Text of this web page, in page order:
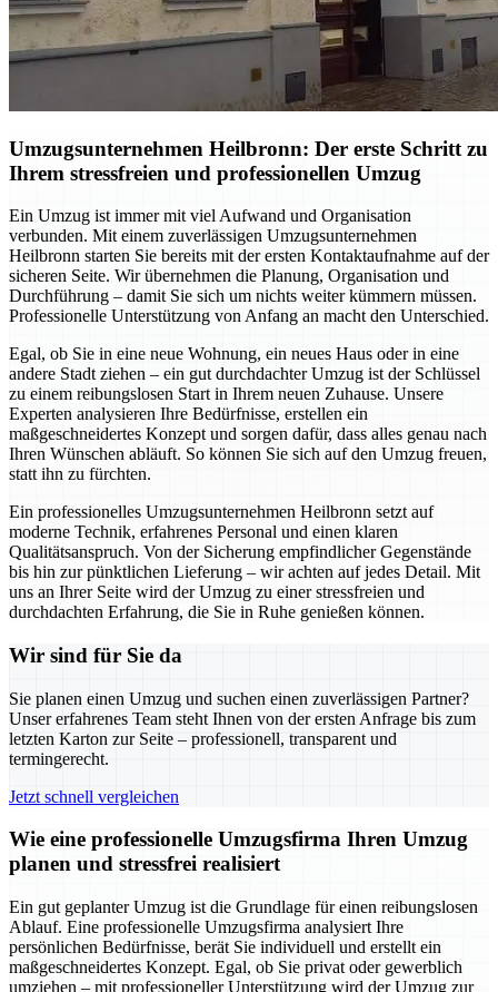
Umzugsunternehmen Heilbronn: Der erste Schritt zu
Ihrem stressfreien und professionellen Umzug
Ein Umzug ist immer mit viel Aufwand und Organisation
verbunden. Mit einem zuverlässigen Umzugsunternehmen
Heilbronn starten Sie bereits mit der ersten Kontaktaufnahme auf der
sicheren Seite. Wir übernehmen die Planung, Organisation und
Durchführung – damit Sie sich um nichts weiter kümmern müssen.
Professionelle Unterstützung von Anfang an macht den Unterschied.
Egal, ob Sie in eine neue Wohnung, ein neues Haus oder in eine
andere Stadt ziehen – ein gut durchdachter Umzug ist der Schlüssel
zu einem reibungslosen Start in Ihrem neuen Zuhause. Unsere
Experten analysieren Ihre Bedürfnisse, erstellen ein
maßgeschneidertes Konzept und sorgen dafür, dass alles genau nach
Ihren Wünschen abläuft. So können Sie sich auf den Umzug freuen,
statt ihn zu fürchten.
Ein professionelles Umzugsunternehmen Heilbronn setzt auf
moderne Technik, erfahrenes Personal und einen klaren
Qualitätsanspruch. Von der Sicherung empfindlicher Gegenstände
bis hin zur pünktlichen Lieferung – wir achten auf jedes Detail. Mit
uns an Ihrer Seite wird der Umzug zu einer stressfreien und
durchdachten Erfahrung, die Sie in Ruhe genießen können.
Wir sind für Sie da
Sie planen einen Umzug und suchen einen zuverlässigen Partner?
Unser erfahrenes Team steht Ihnen von der ersten Anfrage bis zum
letzten Karton zur Seite – professionell, transparent und
termingerecht.
Jetzt schnell vergleichen
Wie eine professionelle Umzugsfirma Ihren Umzug
planen und stressfrei realisiert
Ein gut geplanter Umzug ist die Grundlage für einen reibungslosen
Ablauf. Eine professionelle Umzugsfirma analysiert Ihre
persönlichen Bedürfnisse, berät Sie individuell und erstellt ein
maßgeschneidertes Konzept. Egal, ob Sie privat oder gewerblich
umziehen – mit professioneller Unterstützung wird der Umzug zur